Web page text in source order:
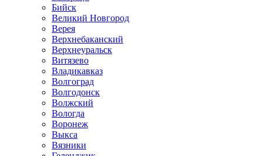
Бийск
Великий Новгород
Верея
Верхнебаканский
Верхнеуральск
Витязево
Владикавказ
Волгоград
Волгодонск
Волжский
Вологда
Воронеж
Выкса
Вязники